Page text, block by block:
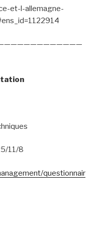
et-l-allemagne-
11/8
questionnair